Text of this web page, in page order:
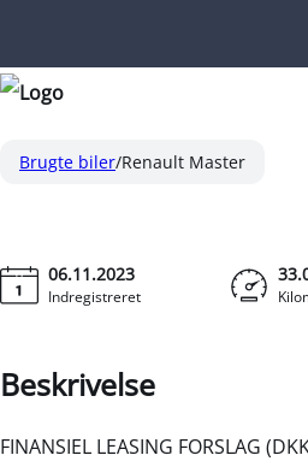
T35 L2H2 2,3 DCI TwinTurbo
Brugte biler Renault Master
Indregistreret
06.11.2023
Beskrivelse
FINANSIEL LEASING FORSLAG